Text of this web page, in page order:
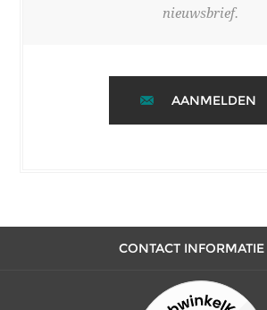
nieuwsbrief.
AANMELDEN
CONTACT INFORMATIE